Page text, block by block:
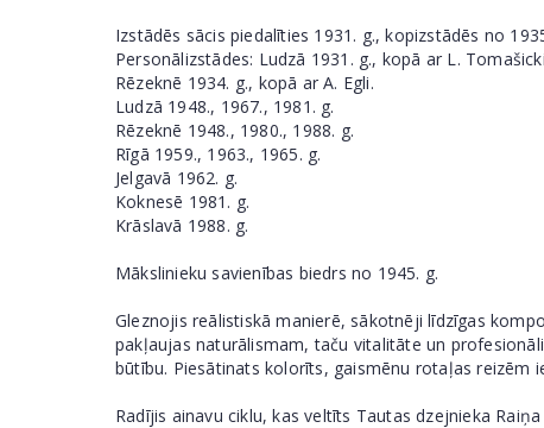
Izstādēs sācis piedalīties 1931. g., kopizstādēs no
Personālizstādes: Ludzā 1931. g., kopā ar L.
Rēzeknē 1934. g., kopā ar A. Egli.
Ludzā 1948., 1967., 1981. g.
Rēzeknē 1948., 1980., 1988. g.
Rīgā 1959., 1963., 1965. g.
Jelgavā 1962. g.
Koknesē 1981. g.
Krāslavā 1988. g.
Mākslinieku savienības biedrs no 1945. g.
Gleznojis reālistiskā manierē, sākotnēji līdzīgas
pakļaujas naturālismam, taču vitalitāte un
būtību. Piesātinats kolorīts, gaismēnu rotaļas reizēm
Radījis ainavu ciklu, kas veltīts Tautas dzejnieka